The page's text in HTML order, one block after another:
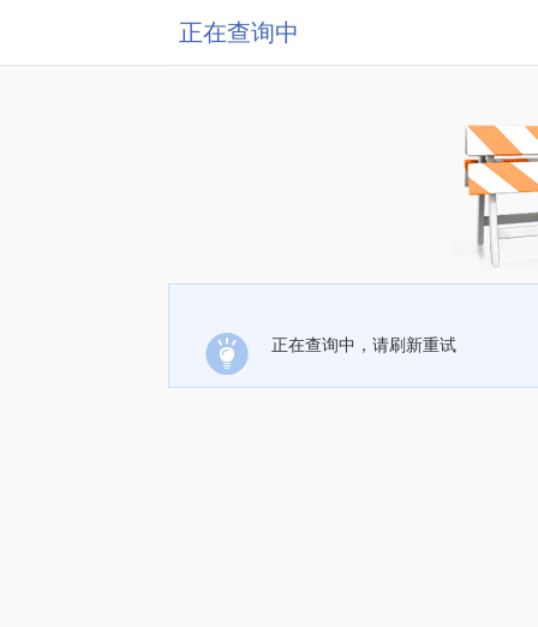
正在查询中
正在查询中，请刷新重试